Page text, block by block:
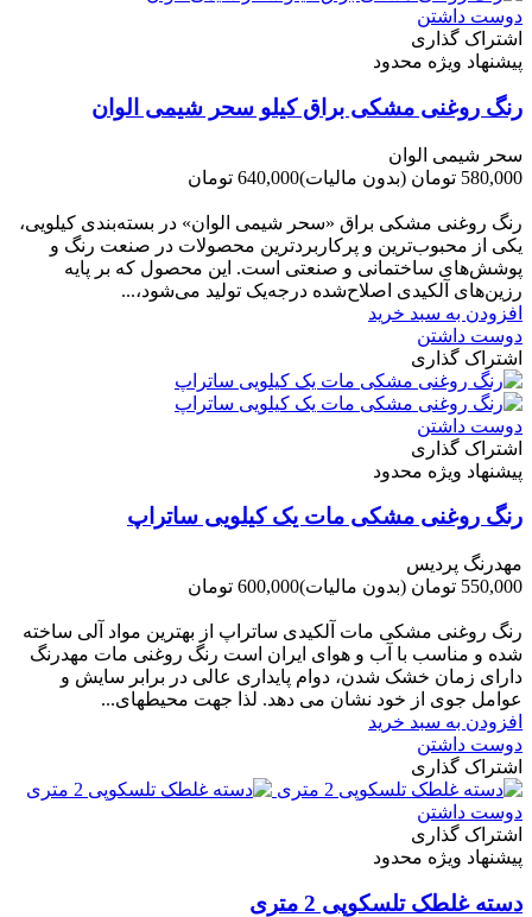
دوست داشتن
اشتراک گذاری
پیشنهاد ویژه محدود
رنگ روغنی مشکی براق کیلو سحر شیمی الوان
سحر شیمی الوان
580,000 تومان
(بدون مالیات)640,000 تومان
رنگ روغنی مشکی براق «سحر شیمی الوان» در بسته‌بندی کیلویی،
یکی از محبوب‌ترین و پرکاربردترین محصولات در صنعت رنگ و
پوشش‌های ساختمانی و صنعتی است. این محصول که بر پایه
رزین‌های آلکیدی اصلاح‌شده درجه‌یک تولید می‌شود،...
افزودن به سبد خرید
دوست داشتن
اشتراک گذاری
دوست داشتن
اشتراک گذاری
پیشنهاد ویژه محدود
رنگ روغنی مشکی مات یک کیلویی ساتراپ
مهدرنگ پردیس
550,000 تومان
(بدون مالیات)600,000 تومان
رنگ روغنی مشکی مات آلکیدی ساتراپ از بهترین مواد آلی ساخته
شده و مناسب با آب و هوای ایران است رنگ روغنی مات مهدرنگ
دارای زﻣﺎن ﺧﺸﮏ ﺷﺪن، دوام ﭘﺎﯾﺪاری عالی در ﺑﺮاﺑﺮ ﺳﺎﯾﺶ و
ﻋﻮاﻣﻞ ﺟﻮی از ﺧﻮد ﻧﺸﺎن ﻣﯽ دﻫﺪ. ﻟﺬا ﺟﻬﺖ ﻣﺤﯿﻄ‌‌ﻬﺎی...
افزودن به سبد خرید
دوست داشتن
اشتراک گذاری
دوست داشتن
اشتراک گذاری
پیشنهاد ویژه محدود
دسته غلطک تلسکوپی 2 متری